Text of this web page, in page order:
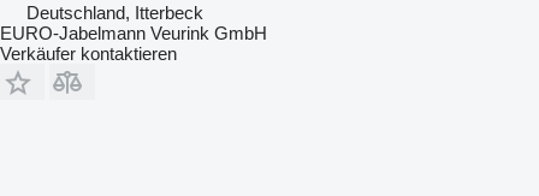
Deutschland, Itterbeck
EURO-Jabelmann Veurink GmbH
Verkäufer kontaktieren